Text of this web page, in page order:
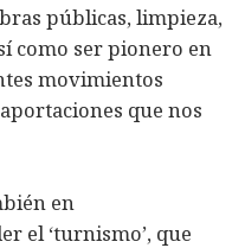
públicas, limpieza,
como ser pionero en
movimientos
que nos
en
el ‘turnismo’, que